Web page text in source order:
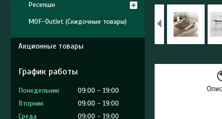
Ресепшн
MOF-Outlet (Скидочные товары)
Акционные товары
График работы
Понедельник 09:00
19:00
Вторник
09:00
19:00
Среда
09:00 19:00